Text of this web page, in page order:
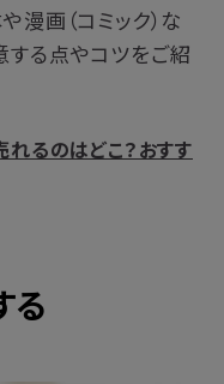
漫画（コミック）な
する点やコツをご紹
るのはどこ？おすす
る